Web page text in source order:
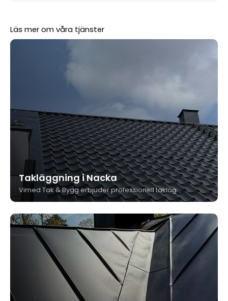
Läs mer om våra tjänster
Takläggning i Nacka
Vimed Tak & Bygg erbjuder professionell takläggning i Nacka med fokus på kvalitet, trygghet och långsiktiga lösningar. Vi utför takbyten, takrenoveringar och plåtarbeten med egen personal och eget plåtslageri. Med 15 års garanti och svenskt kvalitetsmaterial är vi ditt trygga val för tak i Nacka.